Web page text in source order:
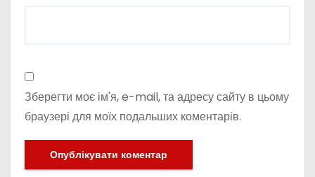
Зберегти моє ім'я, e-mail, та адресу сайту в цьому
браузері для моїх подальших коментарів.